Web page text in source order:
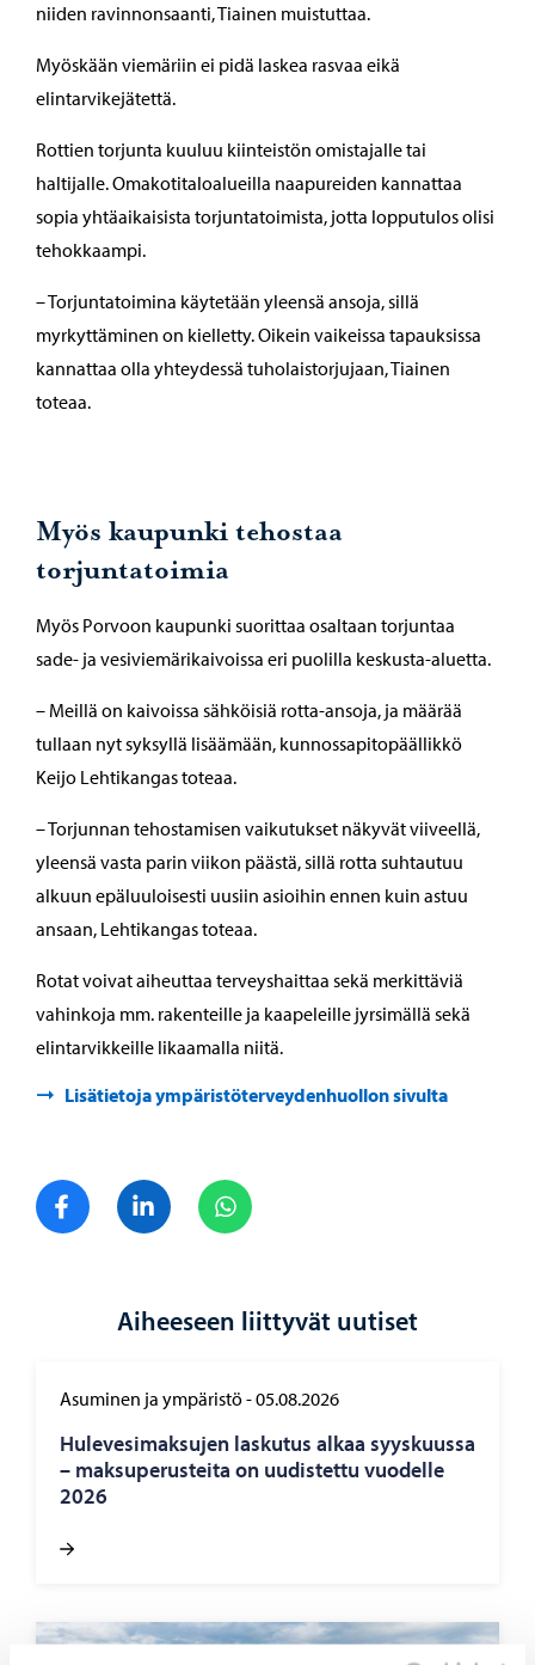
niiden ravinnonsaanti, Tiainen muistuttaa.
Myöskään viemäriin ei pidä laskea rasvaa eikä
elintarvikejätettä.
Rottien torjunta kuuluu kiinteistön omistajalle tai
haltijalle. Omakotitaloalueilla naapureiden kannattaa
sopia yhtäaikaisista torjuntatoimista, jotta lopputulos olisi
tehokkaampi.
– Torjuntatoimina käytetään yleensä ansoja, sillä
myrkyttäminen on kielletty. Oikein vaikeissa tapauksissa
kannattaa olla yhteydessä tuholaistorjujaan, Tiainen
toteaa.
Myös kaupunki tehostaa
torjuntatoimia
Myös Porvoon kaupunki suorittaa osaltaan torjuntaa
sade- ja vesiviemärikaivoissa eri puolilla keskusta-aluetta.
– Meillä on kaivoissa sähköisiä rotta-ansoja, ja määrää
tullaan nyt syksyllä lisäämään, kunnossapitopäällikkö
Keijo Lehtikangas toteaa.
– Torjunnan tehostamisen vaikutukset näkyvät viiveellä,
yleensä vasta parin viikon päästä, sillä rotta suhtautuu
alkuun epäluuloisesti uusiin asioihin ennen kuin astuu
ansaan, Lehtikangas toteaa.
Rotat voivat aiheuttaa terveyshaittaa sekä merkittäviä
vahinkoja mm. rakenteille ja kaapeleille jyrsimällä sekä
elintarvikkeille likaamalla niitä.
Lisätietoja ympäristöterveydenhuollon sivulta
Jaa FacebookJaa LinkedIn
Aiheeseen liittyvät uutiset
Asuminen ja ympäristö-05.08.2026
Hu­le­ve­si­mak­su­jen las­ku­tus alkaa syys­kuus­sa
– mak­su­pe­rus­tei­ta on uu­dis­tet­tu vuo­del­le
2026